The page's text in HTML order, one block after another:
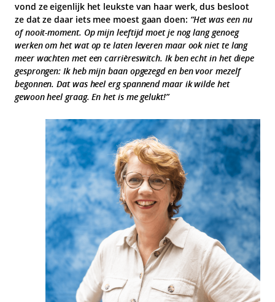
vond ze eigenlijk het leukste van haar werk, dus besloot
ze dat ze daar iets mee moest gaan doen: “Het was een nu
of nooit-moment. Op mijn leeftijd moet je nog lang genoeg
werken om het wat op te laten leveren maar ook niet te lang
meer wachten met een carrièreswitch. Ik ben echt in het diepe
gesprongen: Ik heb mijn baan opgezegd en ben voor mezelf
begonnen. Dat was heel erg spannend maar ik wilde het
gewoon heel graag. En het is me gelukt!”